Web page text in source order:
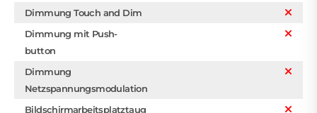
Dimmung Touch and Dim
Dimmung mit Push-
button
Dimmung
Netzspannungsmodulation
Bildschirmarbeitsplatztaug